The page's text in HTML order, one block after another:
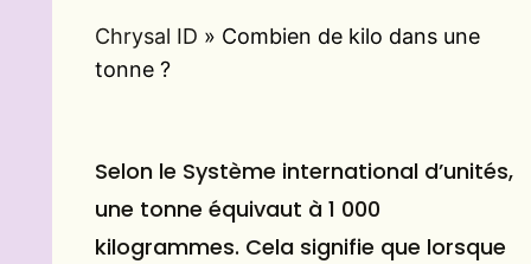
Chrysal ID » Combien de kilo dans une
tonne ?
Selon le Système international d’unités,
une tonne équivaut à 1 000
kilogrammes. Cela signifie que lorsque